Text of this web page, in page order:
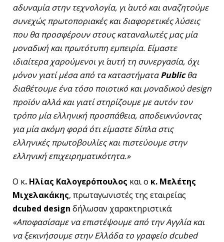
αδυναμία στην τεχνολογία, γι΄ αυτό και αναζητούμε
συνεχώς πρωτοποριακές και διαφορετικές λύσεις
που θα προσφέρουν στους καταναλωτές μας μία
μοναδική και πρωτότυπη εμπειρία. Είμαστε
ιδιαίτερα χαρούμενοι γι΄ αυτή τη συνεργασία, όχι
μόνον γιατί μέσα από τα καταστήματαPublicθα
διαθέτουμε ένα τόσο ποιοτικό και μοναδικούdesign
προϊόν αλλά και γιατί στηρίζουμε με αυτόν τον
τρόπο μία ελληνική προσπάθεια, αποδεικνύοντας
για μία ακόμη φορά ότι είμαστε δίπλα στις
ελληνικές πρωτοβουλίες και πιστεύουμε στην
ελληνική επιχειρηματικότητα.»
Ο κ. Ηλίας Καλογερόπουλος και ο κ. Μελέτης
Μιχελακάκης, πρωταγωνιστές της εταιρείας
dcubed design δήλωσαν χαρακτηριστικά:
«Αποφασίσαμε να επιστέψουμε από την Αγγλία και
να ξεκινήσουμε στην Ελλάδα το γραφείο dcubed